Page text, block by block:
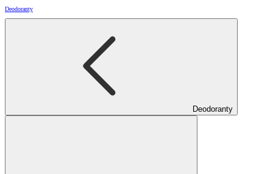
Deodoranty
Deodoranty